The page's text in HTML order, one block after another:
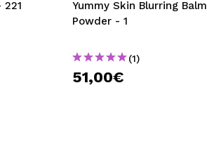
Yummy Skin Blurring Balm
Powder - 1
(1)
51,00€